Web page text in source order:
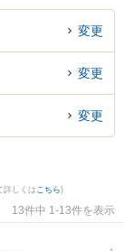
や弁護士法人心 豊田
岳宏弁護士のプロフ
したい』『初回相談
相談予約したい』な
変更
変更
変更
詳しくは こちら)
13件中 1-13件を表示